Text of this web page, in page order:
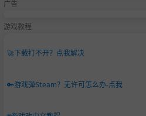
广告
游戏教程
🚀下载打不开？点我解决
🔑游戏弹Steam？无许可怎么办-点我